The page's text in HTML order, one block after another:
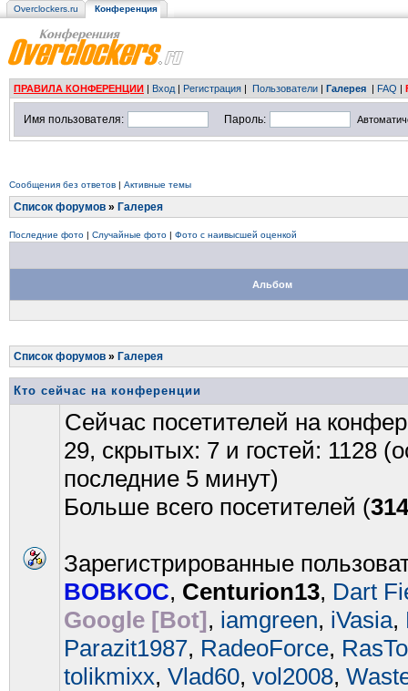
Overclockers.ru Конференция
ПРАВИЛА КОНФЕРЕНЦИИ | Вход | Регистрация | Пользователи | Галерея | FAQ |
Имя пользователя: Пароль:
Сообщения без ответов | Активные темы
Список форумов » Галерея
Последние фото | Случайные фото | Фото с наивысшей оценкой
Альбом
Список форумов » Галерея
Кто сейчас на конференции
Сейчас посетителей на
29, скрытых: 7 и гостей: 1128
последние 5 минут)
Больше всего посетителей (
Зарегистрированные
BOBKOC, Centurion13, Dart
Google [Bot], iamgreen, iVasia,
Parazit1987, RadeoForce,
tolikmixx, Vlad60, vol2008,